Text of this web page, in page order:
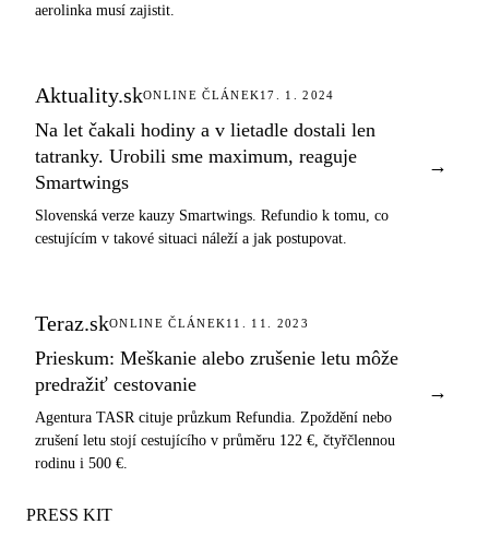
aerolinka musí zajistit.
Aktuality.skONLINE ČLÁNEK17. 1. 2024
Na let čakali hodiny a v lietadle dostali len
tatranky. Urobili sme maximum, reaguje
Smartwings
Slovenská verze kauzy Smartwings. Refundio k tomu, co
cestujícím v takové situaci náleží a jak postupovat.
→
Teraz.skONLINE ČLÁNEK11. 11. 2023
Prieskum: Meškanie alebo zrušenie letu môže
predražiť cestovanie
Agentura TASR cituje průzkum Refundia. Zpoždění nebo
zrušení letu stojí cestujícího v průměru 122 €, čtyřčlennou
rodinu i 500 €.
→
PRESS KIT